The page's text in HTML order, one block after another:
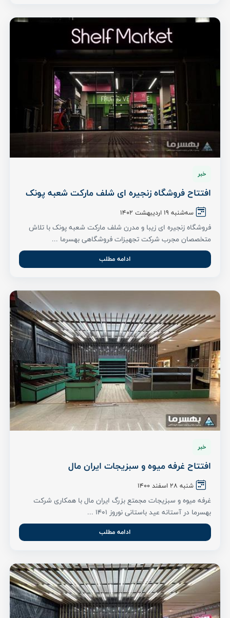
خبر
افتتاح فروشگاه زنجیره ای شلف مارکت شعبه پونک
سه‌شنبه 19 اردیبهشت ۱۴۰۲
فروشگاه زنجیره ای زیبا و مدرن شلف مارکت شعبه پونک با تلاش
متخصصان مجرب شرکت تجهیزات فروشگاهی بهسرما ...
ادامه مطلب
خبر
افتتاح غرفه میوه و سبزیجات ایران مال
شنبه ۲۸ اسفند ۱۴۰۰
غرفه میوه و سبزیجات مجمتع بزرگ ایران مال با همکاری شرکت
بهسرما در آستانه عید باستانی نوروز 1401 ...
ادامه مطلب